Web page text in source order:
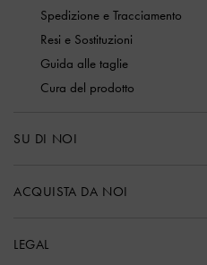
Spedizione e Tracciamento
Resi e Sostituzioni
Guida alle taglie
Cura del prodotto
SU DI NOI
ACQUISTA DA NOI
LEGAL